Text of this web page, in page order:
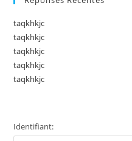
taqkhkjc
taqkhkjc
taqkhkjc
taqkhkjc
taqkhkjc
Identifiant: